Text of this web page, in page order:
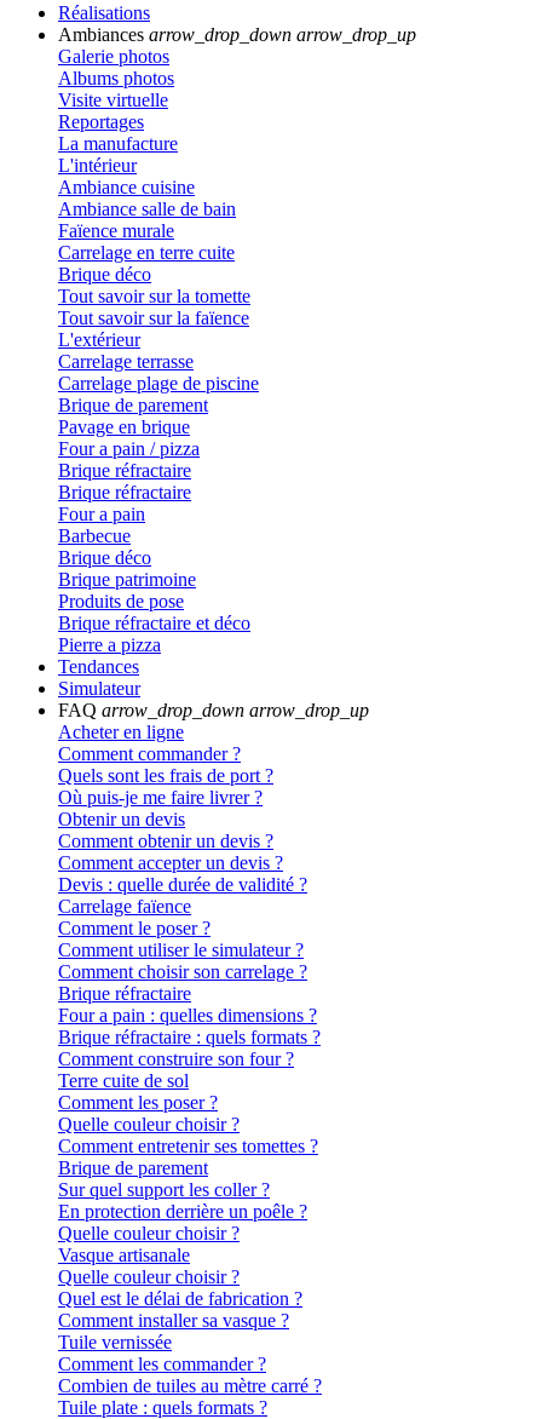
Réalisations
Ambiances arrow_drop_down arrow_drop_up
Galerie photos
Albums photos
Visite virtuelle
Reportages
La manufacture
L'intérieur
Ambiance cuisine
Ambiance salle de bain
Faïence murale
Carrelage en terre cuite
Brique déco
Tout savoir sur la tomette
Tout savoir sur la faïence
L'extérieur
Carrelage terrasse
Carrelage plage de piscine
Brique de parement
Pavage en brique
Four a pain / pizza
Brique réfractaire
Brique réfractaire
Four a pain
Barbecue
Brique déco
Brique patrimoine
Produits de pose
Brique réfractaire et déco
Pierre a pizza
Tendances
Simulateur
FAQ arrow_drop_down arrow_drop_up
Acheter en ligne
Comment commander ?
Quels sont les frais de port ?
Où puis-je me faire livrer ?
Obtenir un devis
Comment obtenir un devis ?
Comment accepter un devis ?
Devis : quelle durée de validité ?
Carrelage faïence
Comment le poser ?
Comment utiliser le simulateur ?
Comment choisir son carrelage ?
Brique réfractaire
Four a pain : quelles dimensions ?
Brique réfractaire : quels formats ?
Comment construire son four ?
Terre cuite de sol
Comment les poser ?
Quelle couleur choisir ?
Comment entretenir ses tomettes ?
Brique de parement
Sur quel support les coller ?
En protection derrière un poêle ?
Quelle couleur choisir ?
Vasque artisanale
Quelle couleur choisir ?
Quel est le délai de fabrication ?
Comment installer sa vasque ?
Tuile vernissée
Comment les commander ?
Combien de tuiles au mètre carré ?
Tuile plate : quels formats ?